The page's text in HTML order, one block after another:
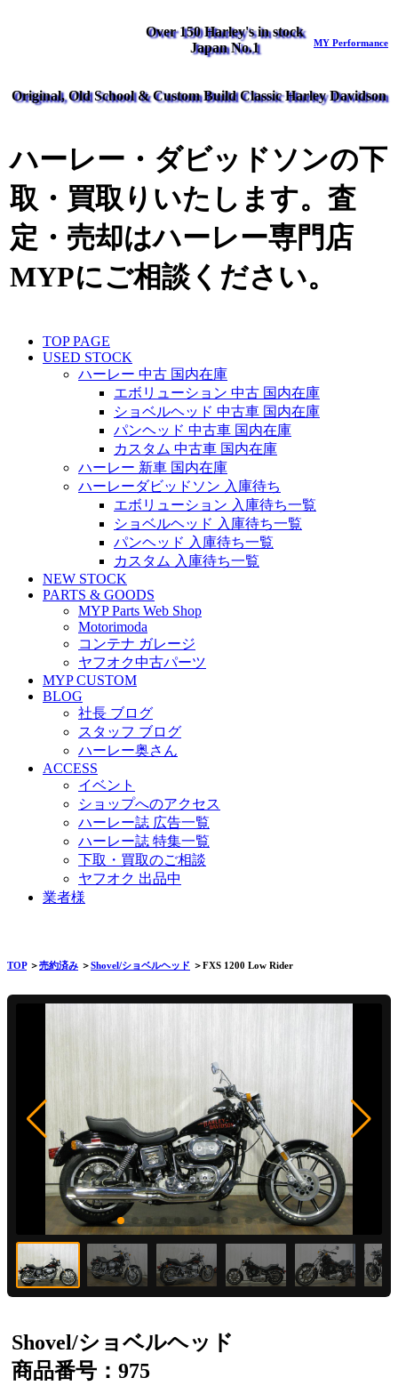
Over 150 Harley's in stock
Japan No.1
MY Performance
Original, Old School & Custom Build Classic Harley Davidson
ハーレー・ダビッドソンの下
取・買取りいたします。査
定・売却はハーレー専門店
MYPにご相談ください。
TOP PAGE
USED STOCK
ハーレー 中古 国内在庫
エボリューション 中古 国内在庫
ショベルヘッド 中古車 国内在庫
パンヘッド 中古車 国内在庫
カスタム 中古車 国内在庫
ハーレー 新車 国内在庫
ハーレーダビッドソン 入庫待ち
エボリューション 入庫待ち一覧
ショベルヘッド 入庫待ち一覧
パンヘッド 入庫待ち一覧
カスタム 入庫待ち一覧
NEW STOCK
PARTS & GOODS
MYP Parts Web Shop
Motorimoda
コンテナ ガレージ
ヤフオク中古パーツ
MYP CUSTOM
BLOG
社長 ブログ
スタッフ ブログ
ハーレー奥さん
ACCESS
イベント
ショップへのアクセス
ハーレー誌 広告一覧
ハーレー誌 特集一覧
下取・買取のご相談
ヤフオク 出品中
業者様
TOP＞売約済み ＞Shovel/ショベルヘッド ＞FXS 1200 Low Rider
Shovel/ショベルヘッド
商品番号：975